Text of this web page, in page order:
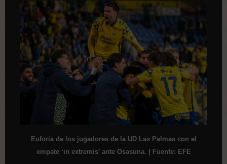
Euforia de los jugadores de la UD Las Palmas con el
empate ‘in extremis’ ante Osasuna. | Fuente: EFE